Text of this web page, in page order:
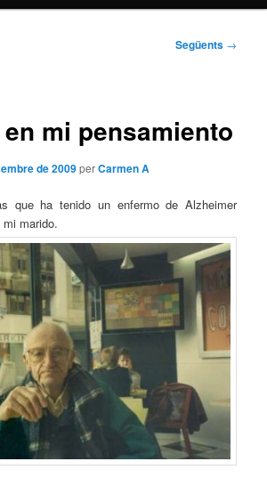
Següents →
mi pensamiento
de 2009perCarmen A
que ha tenido un enfermo de Alzheimer
marido.